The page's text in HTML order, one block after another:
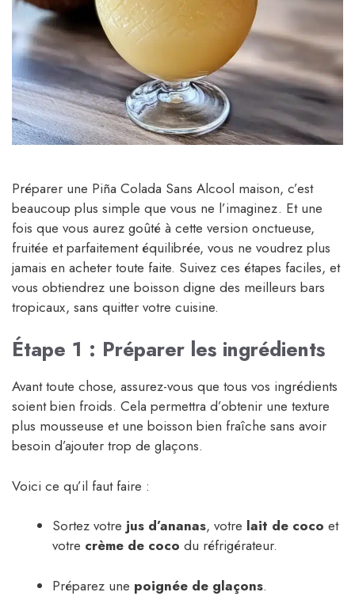
Préparer une Piña Colada Sans Alcool maison, c’est
beaucoup plus simple que vous ne l’imaginez. Et une
fois que vous aurez goûté à cette version onctueuse,
fruitée et parfaitement équilibrée, vous ne voudrez plus
jamais en acheter toute faite. Suivez ces étapes faciles, et
vous obtiendrez une boisson digne des meilleurs bars
tropicaux, sans quitter votre cuisine.
Étape 1 : Préparer les ingrédients
Avant toute chose, assurez-vous que tous vos ingrédients
soient bien froids. Cela permettra d’obtenir une texture
plus mousseuse et une boisson bien fraîche sans avoir
besoin d’ajouter trop de glaçons.
Voici ce qu’il faut faire :
Sortez votre jus d’ananas, votre lait de coco et
votre crème de coco du réfrigérateur.
Préparez une poignée de glaçons.